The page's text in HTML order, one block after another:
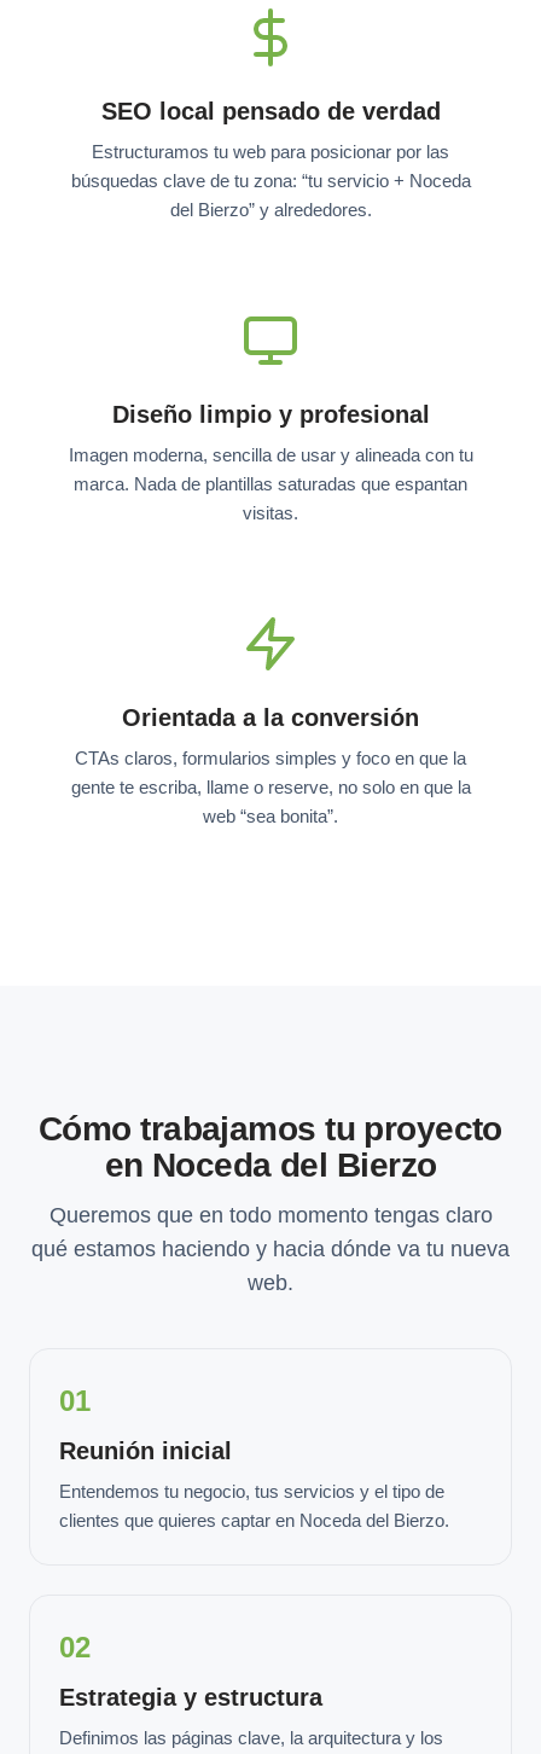
SEO local pensado de verdad
Estructuramos tu web para posicionar por las
búsquedas clave de tu zona: “tu servicio + Noceda
del Bierzo” y alrededores.
Diseño limpio y profesional
Imagen moderna, sencilla de usar y alineada con tu
marca. Nada de plantillas saturadas que espantan
visitas.
Orientada a la conversión
CTAs claros, formularios simples y foco en que la
gente te escriba, llame o reserve, no solo en que la
web “sea bonita”.
Cómo trabajamos tu proyecto
en Noceda del Bierzo
Queremos que en todo momento tengas claro
qué estamos haciendo y hacia dónde va tu nueva
web.
01
Reunión inicial
Entendemos tu negocio, tus servicios y el tipo de
clientes que quieres captar en Noceda del Bierzo.
02
Estrategia y estructura
Definimos las páginas clave, la arquitectura y los